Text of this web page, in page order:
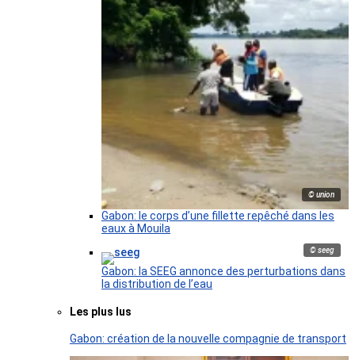
© union
Gabon: le corps d’une fillette repêché dans les
eaux à Mouila
© seeg
Gabon: la SEEG annonce des perturbations dans
la distribution de l’eau
Les plus lus
Gabon: création de la nouvelle compagnie de transport